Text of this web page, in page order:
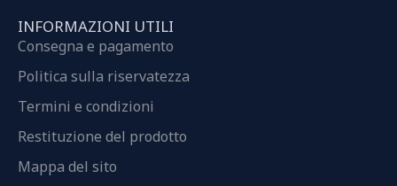
INFORMAZIONI UTILI
Consegna e pagamento
Politica sulla riservatezza
Termini e condizioni
Restituzione del prodotto
Mappa del sito